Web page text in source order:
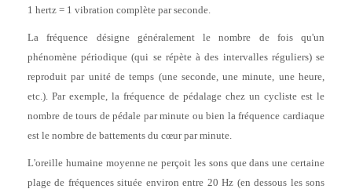
1 hertz = 1 vibration complète par seconde.
La fréquence désigne généralement le nombre de fois qu'un
phénomène périodique (qui se répète à des intervalles réguliers) se
reproduit par unité de temps (une seconde, une minute, une heure,
etc.). Par exemple, la fréquence de pédalage chez un cycliste est le
nombre de tours de pédale par minute ou bien la fréquence cardiaque
est le nombre de battements du cœur par minute.
L'oreille humaine moyenne ne perçoit les sons que dans une certaine
plage de fréquences située environ entre 20 Hz (en dessous les sons